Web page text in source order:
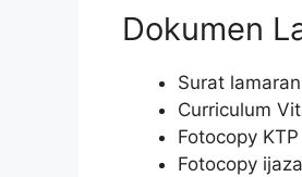
Dokumen
Surat
Curriculum
Fotocopy KTP
Fotocopy